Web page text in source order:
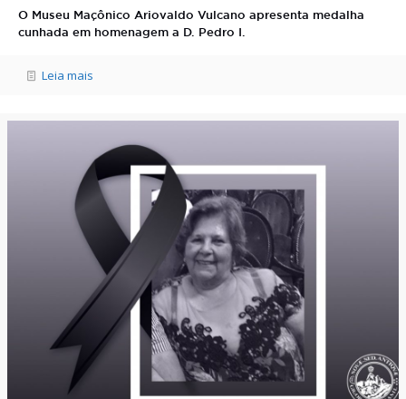
O Museu Maçônico Ariovaldo Vulcano apresenta medalha
cunhada em homenagem a D. Pedro I.
Leia mais